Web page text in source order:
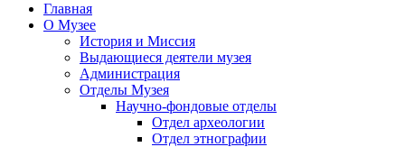
Главная
О Музее
История и Миссия
Выдающиеся деятели музея
Администрация
Отделы Музея
Научно-фондовые отделы
Отдел археологии
Отдел этнографии